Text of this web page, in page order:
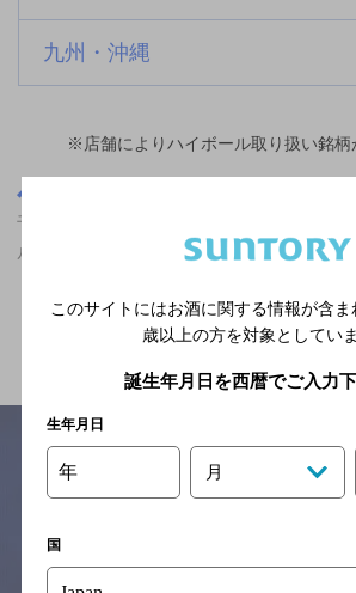
九州・沖縄
※店舗によりハイボール取り扱い銘柄
千葉駅(千葉県)周辺500m,その他,ザ・プレミ
ルが飲める,食べ放題あり,2,000円未満のお店
関連ページ
※それぞれのお店のメニューや営業時間などの
予告なしに変更されることがあり
念のためお店にご確認の上ご来店くださいま
このサイトにはお酒に関する情報が含ま
歳以上の方を対象としていま
誕生年月日を西暦でご入力下
生年月日
年 月
国